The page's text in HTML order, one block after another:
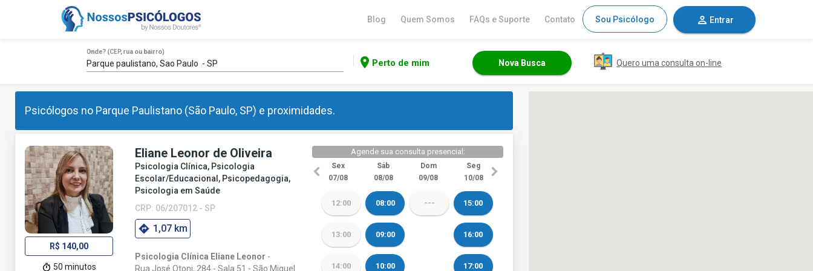
Blog Quem Somos FAQs e Suporte Contato Sou Psicólogo Entrar
Onde? (CEP, rua ou bairro)
location_on Perto de mim Nova Busca Quero uma consulta on-line
Psicólogos no Parque Paulistano (São Paulo, SP) e proximidades.
R$ 140,00
50 minutos
Eliane Leonor de Oliveira
Psicologia Clínica, Psicologia
Escolar/Educacional, Psicopedagogia,
Psicologia em Saúde
CRP: 06/207012 - SP
1,07 km
Psicologia Clínica Eliane Leonor -
Rua José Otoni, 284 - Sala 51 - São Miguel
Agende sua consulta presencial:
Sex
07/08
Sáb
08/08
Dom
09/08
Seg
10/08
12:00
13:00
14:00
08:00
09:00
10:00
--- 15:00
16:00
17:00